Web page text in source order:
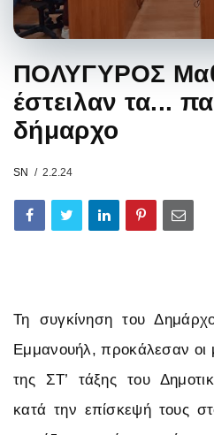
ΠΟΛΥΓΥΡΟΣ
έστειλαν τα...
δήμαρχο
SN 2.2.24
Τη συγκίνηση του
Εμμανουήλ, προκάλεσαν οι
της ΣΤ’ τάξης του
κατά την επίσκεψή τους